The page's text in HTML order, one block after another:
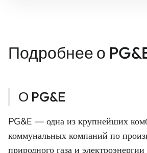
Подробнее о
О PG&E
PG&E — одна из крупнейших
коммунальных компаний по
природного газа и